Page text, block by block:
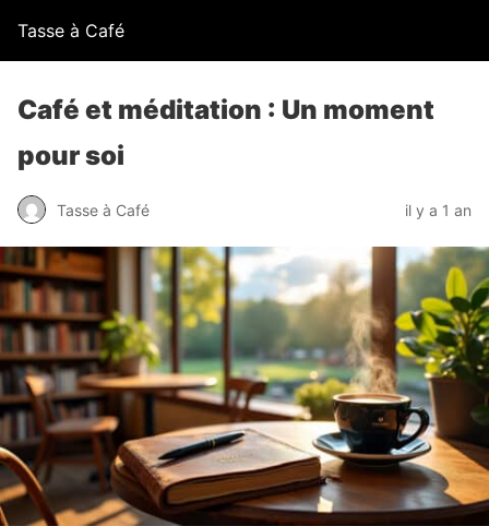
Tasse à Café
Café et méditation : Un moment
pour soi
Tasse à Café il y a 1 an